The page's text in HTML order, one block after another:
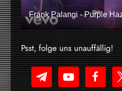
Psst, folge uns unauffällig!
telegramyoutube-
play
facebookx